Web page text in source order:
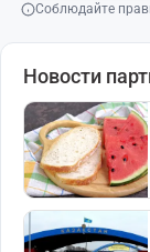
Соблюдайте